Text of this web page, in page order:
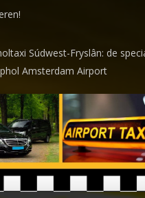
Súdwest-Fryslân: de
Amsterdam Airport